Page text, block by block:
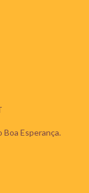
Boa Esperança.